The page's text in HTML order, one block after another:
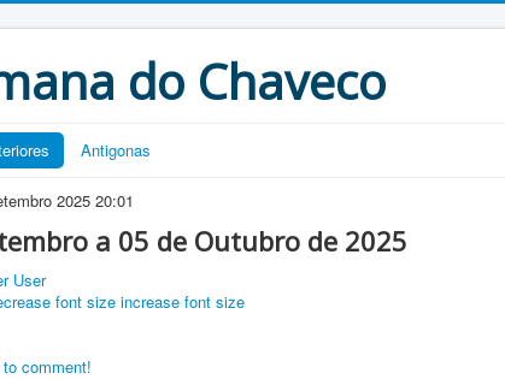
do Chaveco
Antigonas
2025 20:01
a 05 de Outubro de 2025
User
font size increase font size
comment!